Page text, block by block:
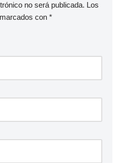
no será publicada. Los
con *